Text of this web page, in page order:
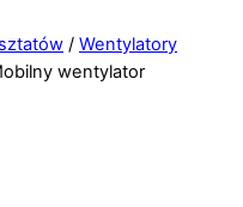
/ Wentylatory
wentylator